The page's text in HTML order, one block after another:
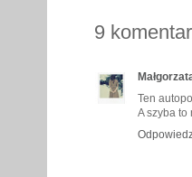
9
Ten
A szyba to